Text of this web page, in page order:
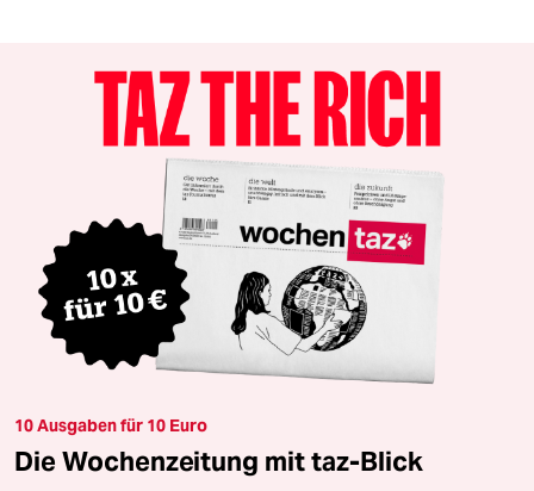
10 Ausgaben für 10 Euro
Die Wochenzeitung mit taz-Blick